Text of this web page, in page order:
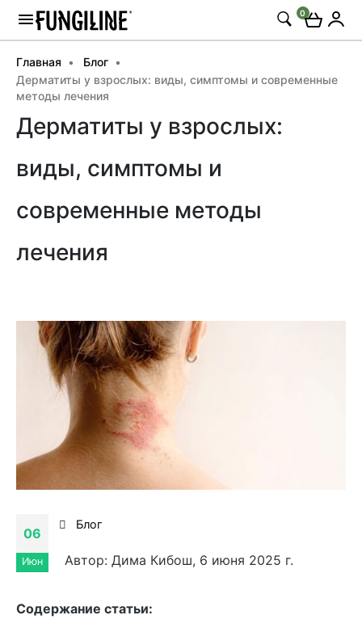
0
Главная
Блог
Дерматиты у взрослых: виды, симптомы и современные
методы лечения
Дерматиты у взрослых:
виды, симптомы и
современные методы
лечения
06
Июн
Блог
Автор: Дима Кибош, 6 июня 2025 г.
Cодержание статьи: